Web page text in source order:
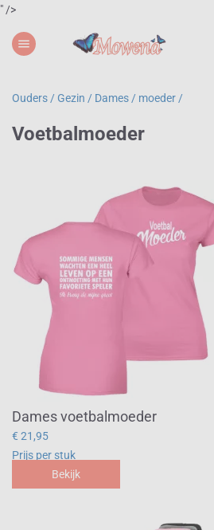
" />
menu
Ouders / Gezin / Dames / moeder /
Voetbalmoeder
Dames voetbalmoeder
€ 21,95
Prijs per stuk
Bekijk